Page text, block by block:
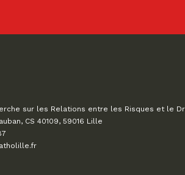
sur les Relations entre les Risques et le
CS 40109, 59016 Lille